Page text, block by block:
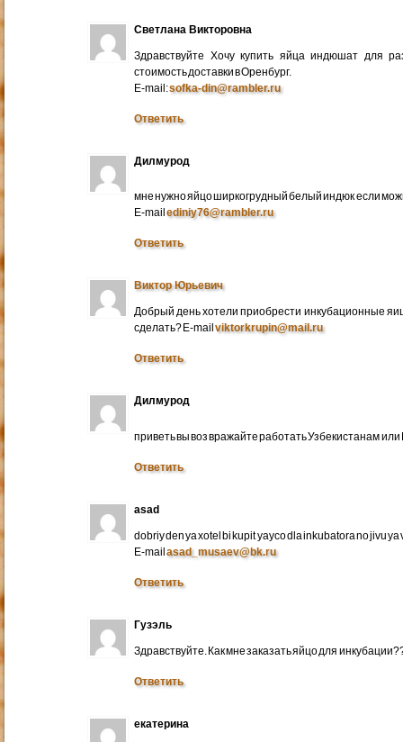
Светлана Викторовна
Здравствуйте Хочу купить яйца индюшат для
стоимость доставки в Оренбург.
E-mail:sofka-din@rambler.ru
Ответить
Дилмурод
мне нужно яйцо ширкогрудный белый индюк если
E-mailediniy76@rambler.ru
Ответить
Виктор Юрьевич
Добрый день хотели приобрести инкубационные
сделать? E-mailviktorkrupin@mail.ru
Ответить
Дилмурод
приветь вы воз вражайте работать Узбекистанам
Ответить
asad
dobriy den ya xotel bi kupit yayco dla inkubatora no jivu ya
E-mailasad_musaev@bk.ru
Ответить
Гузэль
Здравствуйте. Как мне заказать яйцо для
Ответить
екатерина